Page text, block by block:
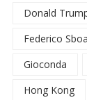
Donald
Federico
Gioconda
Hong Kong